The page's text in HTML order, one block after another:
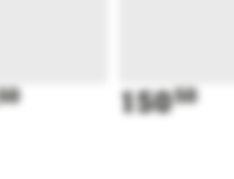
15050